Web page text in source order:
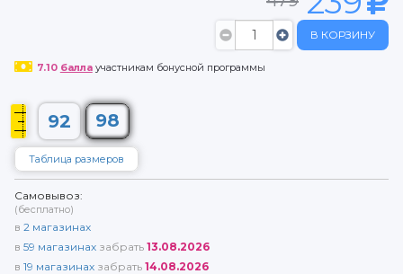
В КОРЗИНУ
7.10 баллаучастникам бонусной программы
92 98
Таблица размеров
Самовывоз:
(бесплатно)
в 2 магазинах
в 59 магазинах забрать 13.08.2026
в 19 магазинах забрать 14.08.2026